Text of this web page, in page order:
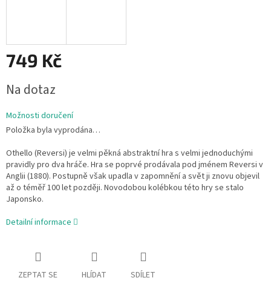
749 Kč
cena:
Na dotaz
Možnosti doručení
Položka byla vyprodána…
Othello (Reversi) je velmi pěkná abstraktní hra s velmi jednoduchými
pravidly pro dva hráče. Hra se poprvé prodávala pod jménem Reversi v
Anglii (1880). Postupně však upadla v zapomnění a svět ji znovu objevil
až o téměř 100 let později. Novodobou kolébkou této hry se stalo
Japonsko.
Detailní informace
ZEPTAT SE HLÍDAT SDÍLET